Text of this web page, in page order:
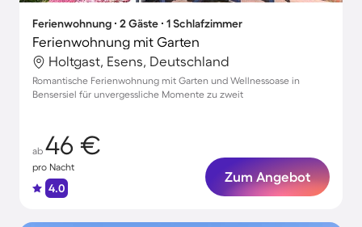
Ferienwohnung ∙ 2 Gäste ∙ 1 Schlafzimmer
Ferienwohnung mit Garten
Holtgast, Esens, Deutschland
Romantische Ferienwohnung mit Garten und Wellnessoase in
Bensersiel für unvergessliche Momente zu zweit
ab 46 €
pro Nacht
4.0
Zum Angebot